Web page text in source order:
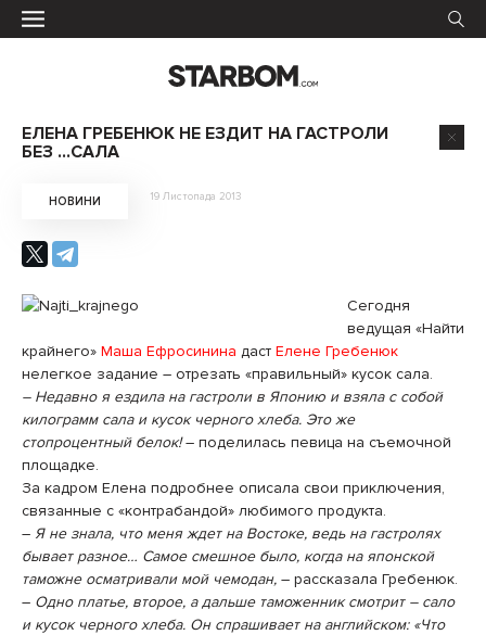
ЕЛЕНА ГРЕБЕНЮК НЕ ЕЗДИТ НА ГАСТРОЛИ
БЕЗ …САЛА
НОВИНИ 19 Листопада 2013
Сегодня
ведущая «Найти
крайнего» Маша Ефросинина даст Елене Гребенюк
нелегкое задание – отрезать «правильный» кусок сала.
– Недавно я ездила на гастроли в Японию и взяла с собой
килограмм сала и кусок черного хлеба. Это же
стопроцентный белок!– поделилась певица на съемочной
площадке.
За кадром Елена подробнее описала свои приключения,
связанные с «контрабандой» любимого продукта.
– Я не знала, что меня ждет на Востоке, ведь на гастролях
бывает разное… Самое смешное было, когда на японской
таможне осматривали мой чемодан, – рассказала Гребенюк.
– Одно платье, второе, а дальше таможенник смотрит – сало
и кусок черного хлеба. Он спрашивает на английском: «Что